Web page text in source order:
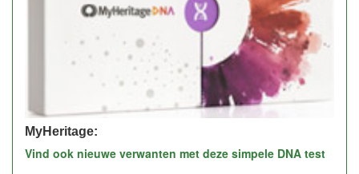
MyHeritage:
Vind ook nieuwe verwanten met deze simpele DNA test